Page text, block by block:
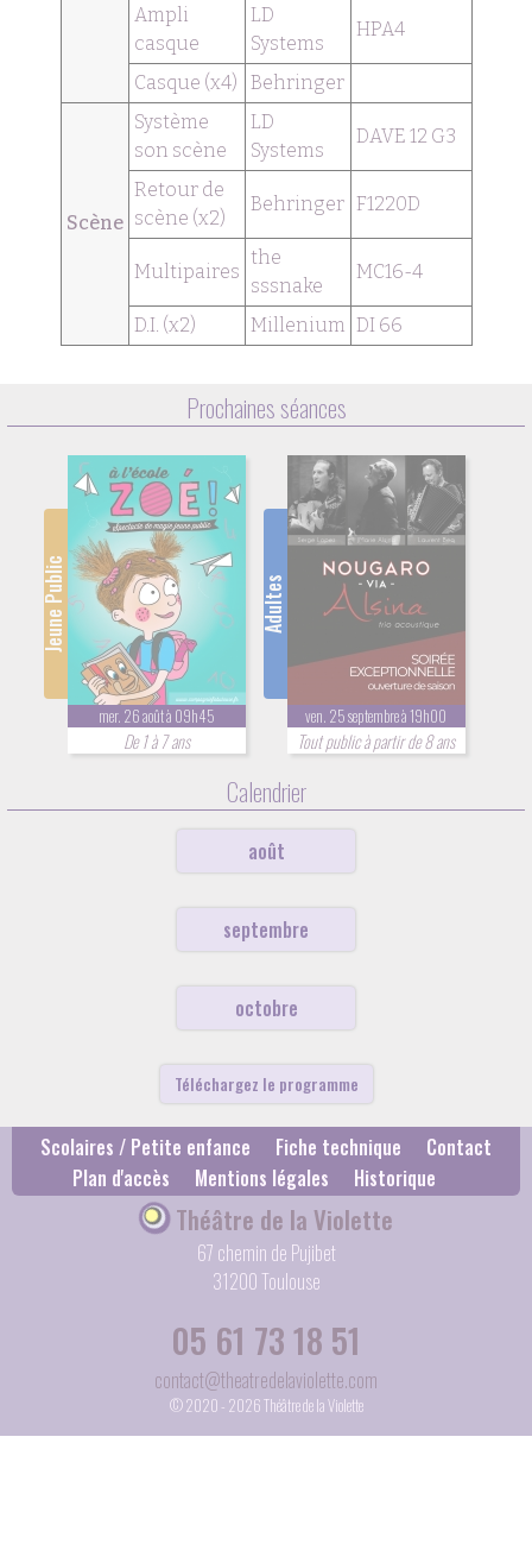
Prochaines séances
Jeune Public
mer. 26 août à 09h45
De 1 à 7 ans
Adultes
ven. 25 septembre à 19h00
Tout public à partir de 8 ans
Calendrier
août
septembre
octobre
Téléchargez le programme
Ampli
casque
LD
Systems
HPA4
Casque (x4) Behringer
Scène
Système
son scène
LD
Systems
DAVE 12 G3
Retour de
scène (x2)
Behringer F1220D
Multipaires
the
sssnake
MC16-4
D.I. (x2) Millenium DI 66
Scolaires / Petite enfance Fiche technique
Contact
Plan d'accès
Mentions légales Historique
Théâtre de la Violette
67 chemin de Pujibet
31200 Toulouse
05 61 73 18 51
contact@theatredelaviolette.com
© 2020 - 2026 Théâtre de la Violette